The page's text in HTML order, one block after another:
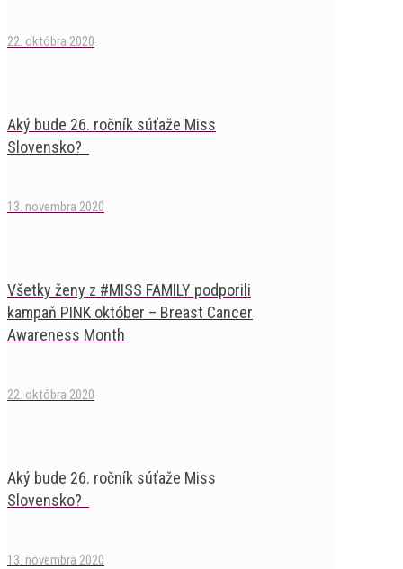
22. októbra 2020
Aký bude 26. ročník súťaže Miss
Slovensko?
13. novembra 2020
Všetky ženy z #MISS FAMILY podporili
kampaň PINK október – Breast Cancer
Awareness Month
22. októbra 2020
Aký bude 26. ročník súťaže Miss
Slovensko?
13. novembra 2020